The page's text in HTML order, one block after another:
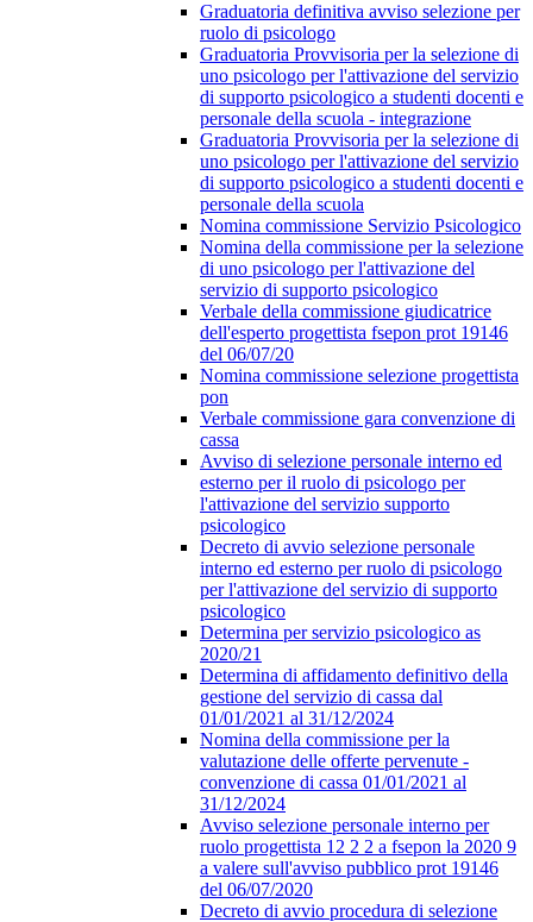
Graduatoria definitiva avviso selezione per
ruolo di psicologo
Graduatoria Provvisoria per la selezione di
uno psicologo per l'attivazione del servizio
di supporto psicologico a studenti docenti e
personale della scuola - integrazione
Graduatoria Provvisoria per la selezione di
uno psicologo per l'attivazione del servizio
di supporto psicologico a studenti docenti e
personale della scuola
Nomina commissione Servizio Psicologico
Nomina della commissione per la selezione
di uno psicologo per l'attivazione del
servizio di supporto psicologico
Verbale della commissione giudicatrice
dell'esperto progettista fsepon prot 19146
del 06/07/20
Nomina commissione selezione progettista
pon
Verbale commissione gara convenzione di
cassa
Avviso di selezione personale interno ed
esterno per il ruolo di psicologo per
l'attivazione del servizio supporto
psicologico
Decreto di avvio selezione personale
interno ed esterno per ruolo di psicologo
per l'attivazione del servizio di supporto
psicologico
Determina per servizio psicologico as
2020/21
Determina di affidamento definitivo della
gestione del servizio di cassa dal
01/01/2021 al 31/12/2024
Nomina della commissione per la
valutazione delle offerte pervenute -
convenzione di cassa 01/01/2021 al
31/12/2024
Avviso selezione personale interno per
ruolo progettista 12 2 2 a fsepon la 2020 9
a valere sull'avviso pubblico prot 19146
del 06/07/2020
Decreto di avvio procedura di selezione